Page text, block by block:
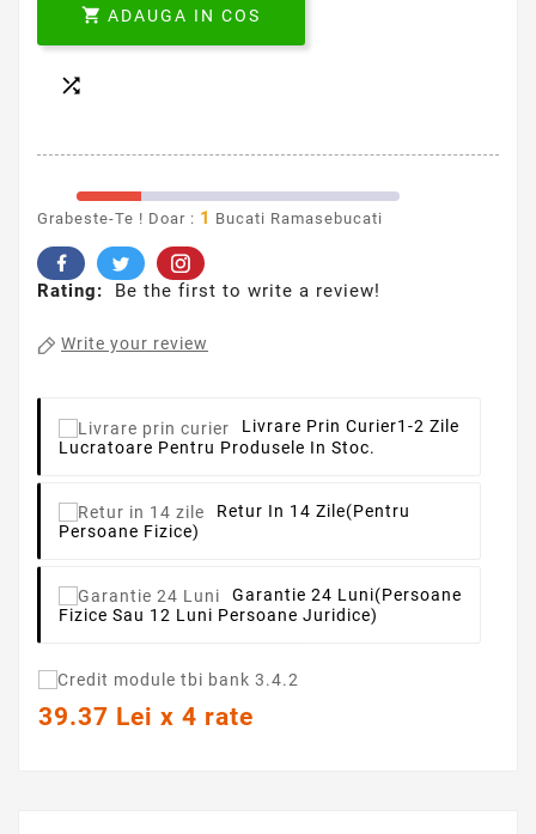
 ADAUGA IN COS

Grabeste-Te ! Doar : 1 Bucati Ramasebucati
Rating: Be the first to write a review!
Write your review
Livrare Prin Curier1-2 Zile
Lucratoare Pentru Produsele In Stoc.
Retur In 14 Zile(pentru
Persoane Fizice)
Garantie 24 Luni(persoane
Fizice Sau 12 Luni Persoane Juridice)
39.37 Lei x 4 rate